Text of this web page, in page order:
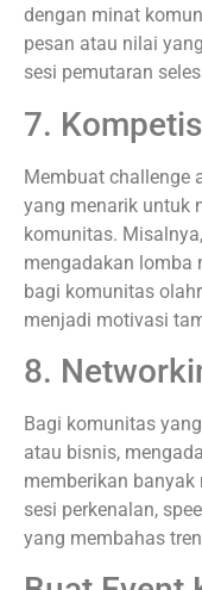
dengan minat
pesan atau nilai
sesi pemutaran
7.
Membuat challenge
yang menarik untuk
komunitas.
mengadakan lomba
bagi komunitas
menjadi motivasi
8.
Bagi komunitas
atau bisnis,
memberikan
sesi perkenalan,
yang membahas